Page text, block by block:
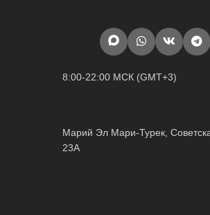
8:00-22:00 МСК (GMT+3)
Марий Эл Мари-Турек,
23А